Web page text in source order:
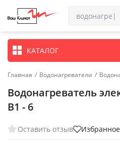
КАТАЛОГ
Главная / Водонагреватели /
Водонагреватель
В1 - 6
Оставить отзыв Избранное